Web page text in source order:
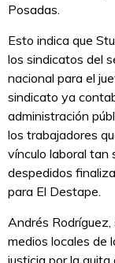
Posadas.
Esto indica que
los sindicatos del
nacional para el
sindicato ya
administración
los trabajadores
vínculo laboral tan
despedidos
para El Destape.
Andrés
medios locales de
justicia por la